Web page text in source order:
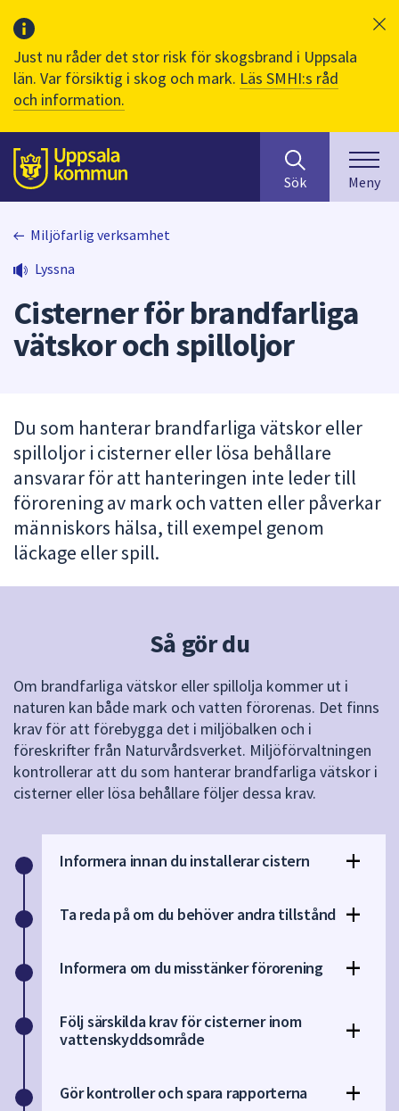
Just nu råder det stor risk för skogsbrand i Uppsala
län. Var försiktig i skog och mark. Läs SMHI:s råd
och information.
Till sidans
huvudinnehåll
efter
innehåll
på
skriva
i
sökfältet
att
presenteras
under
fältet.
Använd
piltangenterna
navigera
enter
för
att
välja
något
av
dem.
Sök Meny
Miljöfarlig verksamhet
Lyssna
Cisterner för brandfarliga
vätskor och spilloljor
Du som hanterar brandfarliga vätskor eller
spilloljor i cisterner eller lösa behållare
ansvarar för att hanteringen inte leder till
förorening av mark och vatten eller påverkar
människors hälsa, till exempel genom
läckage eller spill.
Så gör du
Om brandfarliga vätskor eller spillolja kommer ut i
naturen kan både mark och vatten förorenas. Det finns
krav för att förebygga det i miljöbalken och i
föreskrifter från Naturvårdsverket. Miljöförvaltningen
kontrollerar att du som hanterar brandfarliga vätskor i
cisterner eller lösa behållare följer dessa krav.
Informera innan du installerar cistern
Ta reda på om du behöver andra tillstånd
Informera om du misstänker förorening
Följ särskilda krav för cisterner inom
vattenskyddsområde
Gör kontroller och spara rapporterna